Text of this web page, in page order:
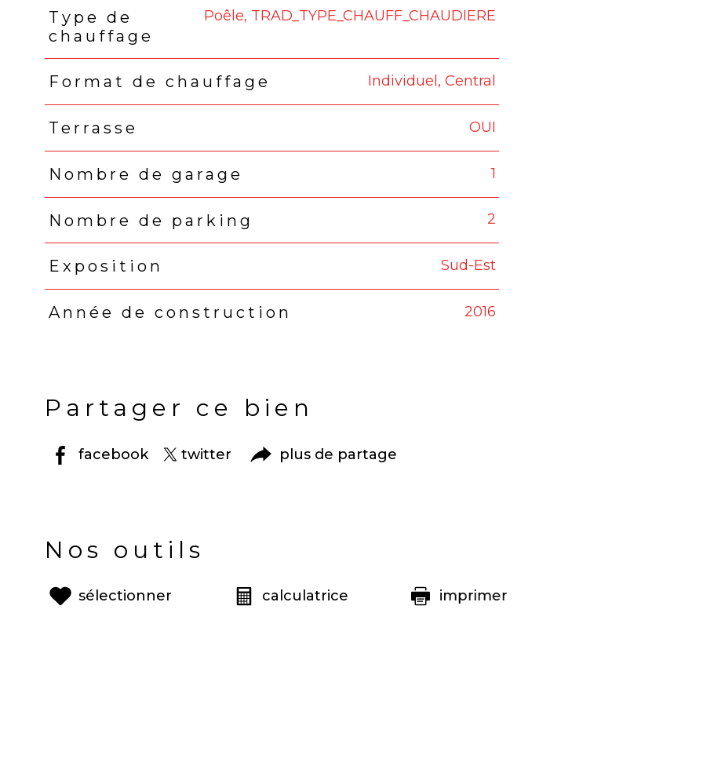
Type de
chauffage
Poêle, TRAD_TYPE_CHAUFF_CHAUDIERE
Format de chauffage Individuel, Central
Terrasse OUI
Nombre de garage 1
Nombre de parking 2
Exposition Sud-Est
Année de construction 2016
Partager ce bien
facebook twitter plus de partage
Nos outils
sélectionner calculatrice imprimer